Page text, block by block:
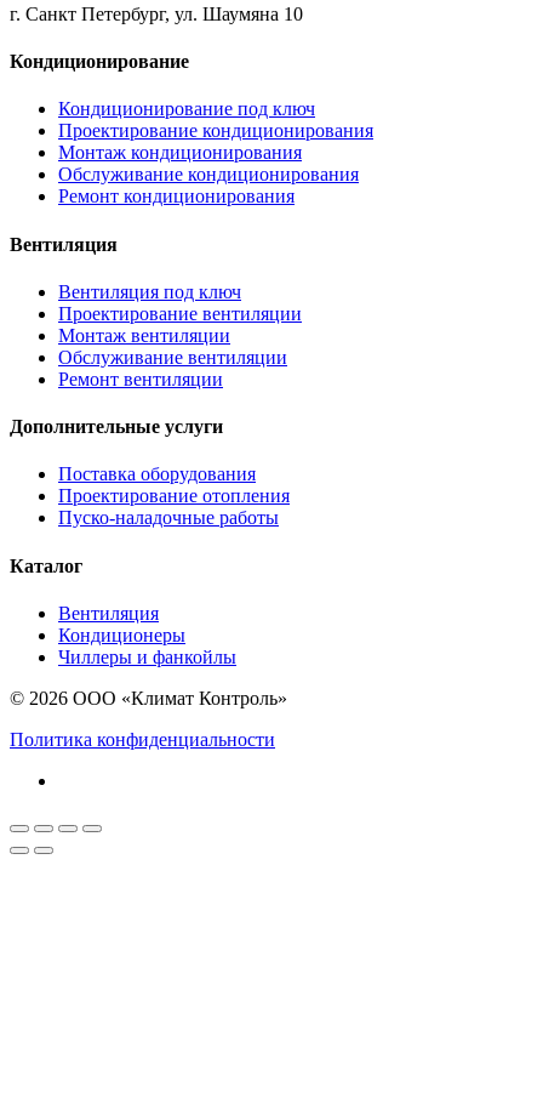
г. Санкт Петербург, ул. Шаумяна 10
Кондиционирование
Кондиционирование под ключ
Проектирование кондиционирования
Монтаж кондиционирования
Обслуживание кондиционирования
Ремонт кондиционирования
Вентиляция
Вентиляция под ключ
Проектирование вентиляции
Монтаж вентиляции
Обслуживание вентиляции
Ремонт вентиляции
Дополнительные услуги
Поставка оборудования
Проектирование отопления
Пуско-наладочные работы
Каталог
Вентиляция
Кондиционеры
Чиллеры и фанкойлы
© 2026 ООО «Климат Контроль»
Политика конфиденциальности